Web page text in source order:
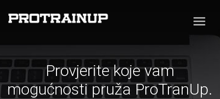
Provjerite koje vam
mogućnosti pruža ProTranUp.